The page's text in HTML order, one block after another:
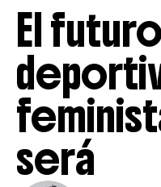
El futuro
será